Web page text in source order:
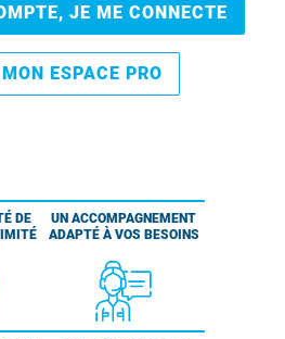
JE ME CONNECTE
ESPACE PRO
DE
UN ACCOMPAGNEMENT
ADAPTÉ À VOS BESOINS